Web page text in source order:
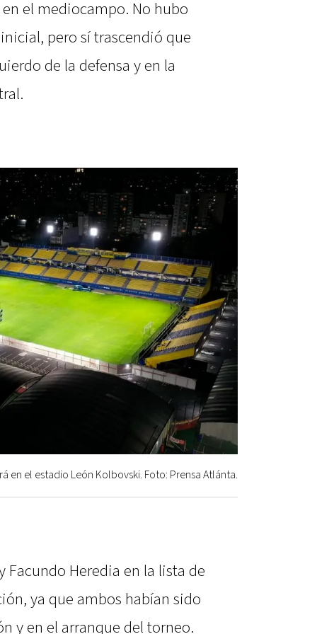
el mediocampo. No hubo
pero sí trascendió que
de la defensa y en la
en el estadio León Kolbovski. Foto: Prensa Atlánta.
Facundo Heredia en la lista de
ya que ambos habían sido
y en el arranque del torneo.